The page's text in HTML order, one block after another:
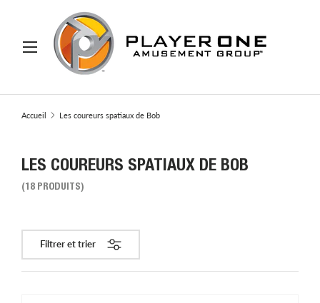
AU CONTENU
Recherche
Accueil Les coureurs spatiaux de Bob
LES COUREURS SPATIAUX DE BOB
(18 PRODUITS)
Filtrer et trier